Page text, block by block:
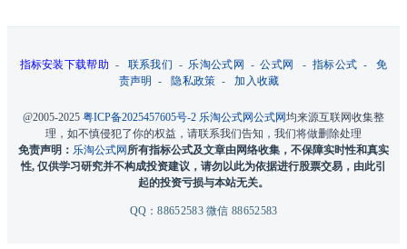
指标安装下载帮助 - 联系我们 - 乐淘公式网 -公式网 -指标公式 -免
责声明 -隐私政策 -加入收藏
@2005-2025 粤ICP备2025457605号-2 乐淘公式网公式网均来源互联网收集整
理，如不慎侵犯了你的权益，请联系我们告知，我们将做删除处理
免责声明： 乐淘公式网所有指标公式及文章由网络收集，不保障实时性和真实
性, 仅供学习研究并不构成投资建议，请勿以此为依据进行股票交易，由此引
起的投资亏损与本站无关。
QQ：88652583 微信 88652583